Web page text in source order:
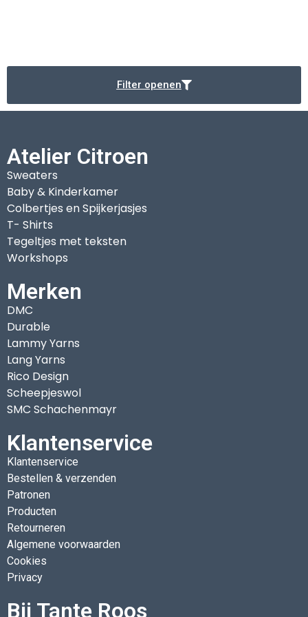
Filter openen
Atelier Citroen
Sweaters
Baby & Kinderkamer
Colbertjes en Spijkerjasjes
T- Shirts
Tegeltjes met teksten
Workshops
Merken
DMC
Durable
Lammy Yarns
Lang Yarns
Rico Design
Scheepjeswol
SMC Schachenmayr
Klantenservice
Klantenservice
Bestellen & verzenden
Patronen
Producten
Retourneren
Algemene voorwaarden
Cookies
Privacy
Bij Tante Roos